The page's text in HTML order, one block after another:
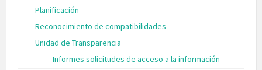
Planificación
Reconocimiento de compatibilidades
Unidad de Transparencia
Informes solicitudes de acceso a la información